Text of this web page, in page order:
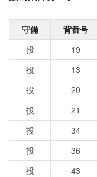
守備 背番号
投
19
投
13
投
20
投
21
投
34
投
36
投
43